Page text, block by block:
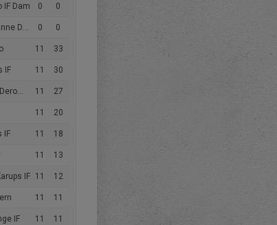
IF Dam 0 0
DFF 0 0
11 33
IF 11 30
DFF 11 27
11 20
IF 11 18
11 13
IF 11 12
11 11
IF 11 11